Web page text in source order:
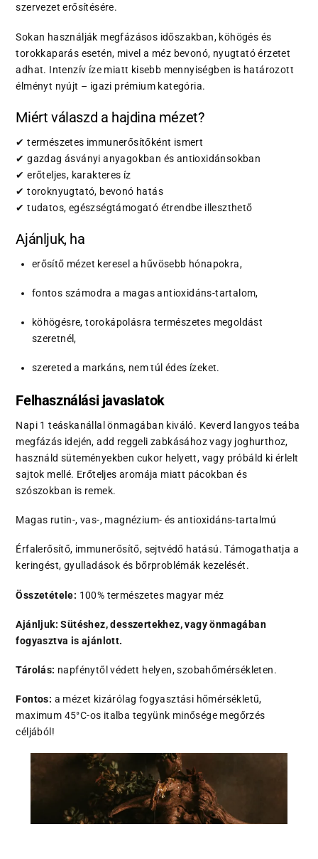
szervezet erősítésére.
Sokan használják megfázásos időszakban, köhögés és
torokkaparás esetén, mivel a méz bevonó, nyugtató érzetet
adhat. Intenzív íze miatt kisebb mennyiségben is határozott
élményt nyújt – igazi prémium kategória.
Miért válaszd a hajdina mézet?
✔ természetes immunerősítőként ismert
✔ gazdag ásványi anyagokban és antioxidánsokban
✔ erőteljes, karakteres íz
✔ toroknyugtató, bevonó hatás
✔ tudatos, egészségtámogató étrendbe illeszthető
Ajánljuk, ha
erősítő mézet keresel a hűvösebb hónapokra,
fontos számodra a magas antioxidáns-tartalom,
köhögésre, torokápolásra természetes megoldást
szeretnél,
szereted a markáns, nem túl édes ízeket.
Felhasználási javaslatok
Napi 1 teáskanállal önmagában kiváló. Keverd langyos teába
megfázás idején, add reggeli zabkásához vagy joghurthoz,
használd süteményekben cukor helyett, vagy próbáld ki érlelt
sajtok mellé. Erőteljes aromája miatt pácokban és
szószokban is remek.
Magas rutin-, vas-, magnézium- és antioxidáns-tartalmú
Érfalerősítő, immunerősítő, sejtvédő hatású. Támogathatja a
keringést, gyulladások és bőrproblémák kezelését.
Összetétele: 100% természetes magyar méz
Ajánljuk: Sütéshez, desszertekhez, vagy önmagában
fogyasztva is ajánlott.
Tárolás: napfénytől védett helyen, szobahőmérsékleten.
Fontos: a mézet kizárólag fogyasztási hőmérsékletű,
maximum 45°C-os italba tegyünk minősége megőrzés
céljából!